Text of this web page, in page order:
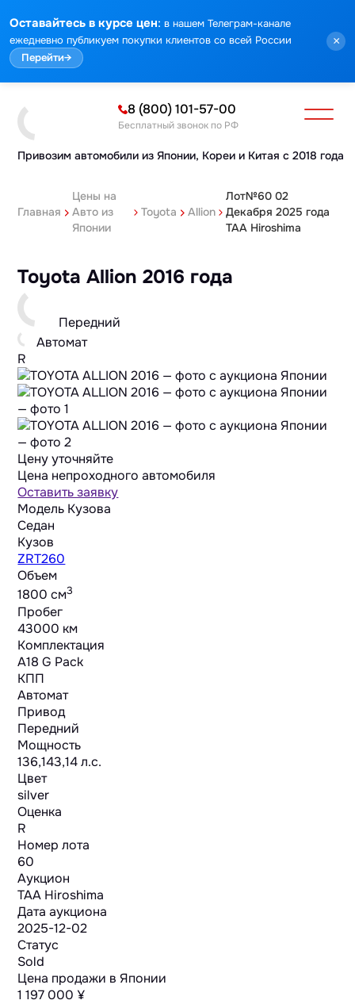
Оставайтесь в курсе цен: в нашем Телеграм-канале
ежедневно публикуем покупки клиентов со всей России
Перейти→
×
Привозим автомобили из Японии, Кореи и Китая с 2018 года
8 (800) 101-57-00
Бесплатный звонок по РФ
Главная
Цены на
Авто из
Японии
Toyota Allion
Лот№60 02
Декабря 2025 года
TAA Hiroshima
Toyota Allion 2016 года
Передний
Автомат
R
Цену уточняйте
Цена непроходного автомобиля
Оставить заявку
Модель Кузова
Седан
Кузов
ZRT260
Объем
1800 cм3
Пробег
43000 км
Комплектация
A18 G Pack
КПП
Автомат
Привод
Передний
Мощность
136,143,14 л.с.
Цвет
silver
Оценка
R
Номер лота
60
Аукцион
TAA Hiroshima
Дата аукциона
2025-12-02
Статус
Sold
Цена продажи в Японии
1 197 000 ¥